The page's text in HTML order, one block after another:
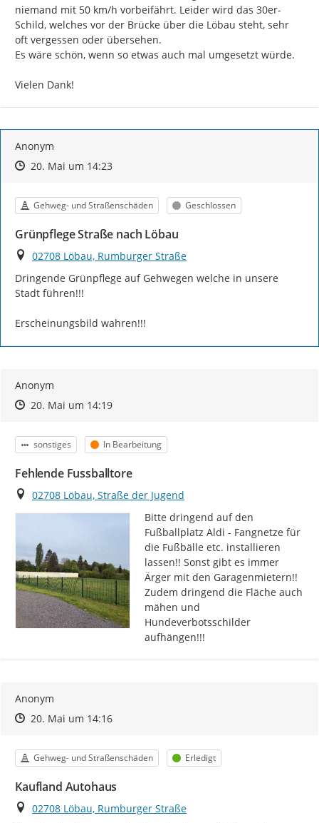
niemand mit 50 km/h vorbeifährt. Leider wird das 30er-
Schild, welches vor der Brücke über die Löbau steht, sehr
oft vergessen oder übersehen.
Es wäre schön, wenn so etwas auch mal umgesetzt würde.
Vielen Dank!
Anonym
Zeitpunkt des Erstellens
Zeitpunkt des Erstellens
20. Mai um 14:23Zur Äußerung
Kategorie
Gehweg- und Straßenschäden Status
Geschlossen
Grünpflege Straße nach Löbau
Ort
02708 Löbau, Rumburger Straße
Dringende Grünpflege auf Gehwegen welche in unsere
Stadt führen!!!
Erscheinungsbild wahren!!!
Anonym
Zeitpunkt des Erstellens
Zeitpunkt des Erstellens
20. Mai um 14:19Zur Äußerung
Kategorie
sonstiges Status
In Bearbeitung
Fehlende Fussballtore
Ort
02708 Löbau, Straße der Jugend
Bitte dringend auf den
Fußballplatz Aldi - Fangnetze für
die Fußbälle etc. installieren
lassen!! Sonst gibt es immer
Ärger mit den Garagenmietern!!
Zudem dringend die Fläche auch
mähen und
Hundeverbotsschilder
aufhängen!!!
Anonym
Zeitpunkt des Erstellens
Zeitpunkt des Erstellens
20. Mai um 14:16Zur Äußerung
Kategorie
Gehweg- und Straßenschäden Status
Erledigt
Kaufland Autohaus
Ort
02708 Löbau, Rumburger Straße